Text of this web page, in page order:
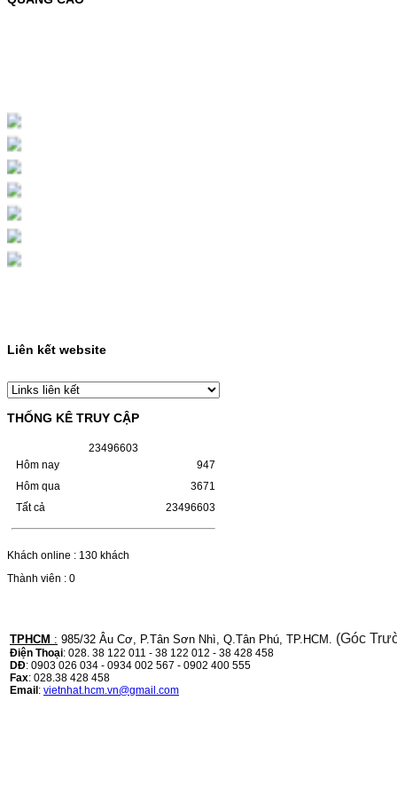
Chọn mua
HỘP MỰC MÀU SAMSUNG
CLT-403S CHO DÒNG MÁY
SL-C435/C436
HỘP MỰC MÀU SAMSUNG CLT-403S CHO
DÒNG MÁY SL-C435/C436MÃ HỘP MỰC:-
Samsung CLT-403S- Loại mực: Mực in laser
màuSỬ DỤNG CHO MÁY IN:- Samsung SL-
HỘP MỰC HP 110A
LBP 243/MF 461DW
HỘP MỰC HP 110A (W1110A) CHO DÒNG
MÁY LBP 243/MF 461DWMÃ HỘP MỰC:-
Mực in laser trắng đenSỬ DỤNG CHO MÁY
IN:- HP…
Giá : 249.000VND
243/MF 461DW
HỘP MỰC CANON CRG-070 CHO DÒNG
MÁY LBP 243/MF 461DW MÃ HỘP MỰC:–
Hộp mực Canon CRG-070– Loại mực: Mực
in laser trắng đenSỬ DỤNG CHO MÁY IN:–
Liên kết website
THỐNG KÊ TRUY CẬP
23496603
Hôm nay
Hôm qua
Tất cả
947
3671
23496603
Khách online : 130 khách
Thành viên : 0
TPHCM : 985/32 Âu Cơ, P.Tân Sơn Nhì, Q.Tân Phú, TP.HCM. (Góc
Điện Thoại: 028. 38 122 011 - 38 122 012 - 38 428 458
DĐ: 0903 026 034 - 0934 002 567 - 0902 400 555
Fax: 028.38 428 458
Email: vietnhat.hcm.vn@gmail.com